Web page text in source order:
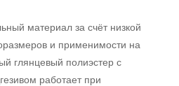
материал за счёт низкой
и применимости на
глянцевый полиэстер с
работает при